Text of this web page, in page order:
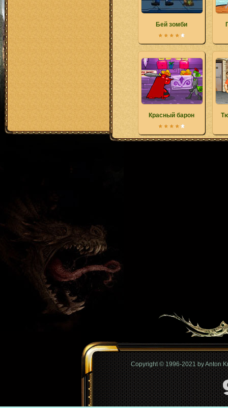
Бей зомби
Красный барон
Copyright © 1996-2021 by Anton